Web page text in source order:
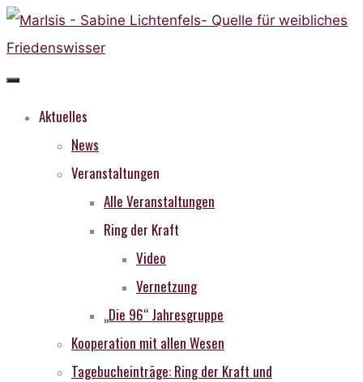
Skip
to
content
Aktuelles
News
Veranstaltungen
Alle Veranstaltungen
Ring der Kraft
Video
Vernetzung
„Die 96“ Jahresgruppe
Kooperation mit allen Wesen
Tagebucheinträge: Ring der Kraft und